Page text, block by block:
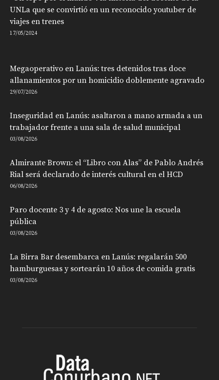
UNLa que se convirtió en un reconocido youtuber de
viajes en trenes
17/05/2024
Megaoperativo en Lanús: tres detenidos tras doce
allanamientos por un homicidio doblemente agravado
29/07/2026
Inseguridad en Lanús: asaltaron a mano armada a un
trabajador frente a una sala de salud municipal
03/08/2026
Almirante Brown: el “Libro con Alas” de Pablo Andrés
Rial será declarado de interés cultural en el HCD
06/08/2026
Paro docente 3 y 4 de agosto: Nos une la escuela
pública
03/08/2026
La Birra Bar desembarca en Lanús: regalarán 500
hamburguesas y sortearán 10 años de comida gratis
03/08/2026